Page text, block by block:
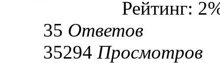
Рейтинг:
35 Ответов
35294 Просмотров